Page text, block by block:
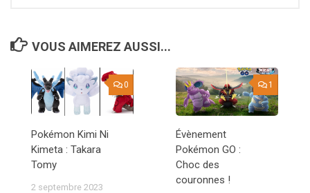
VOUS AIMEREZ AUSSI...
0
Pokémon Kimi Ni
Kimeta : Takara
Tomy
2 septembre 2023
1
Évènement
Pokémon GO :
Choc des
couronnes !